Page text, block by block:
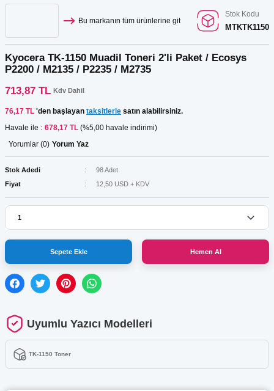
Bu markanın tüm ürünlerine git
Stok Kodu
MTKTK1150
Kyocera TK-1150 Muadil Toneri 2'li Paket / Ecosys
P2200 / M2135 / P2235 / M2735
713,87 TL Kdv Dahil
76,17 TL 'den başlayan taksitlerle satın alabilirsiniz.
Havale ile : 678,17 TL (%5,00 havale indirimi)
Yorumlar (0) Yorum Yaz
Stok Adedi
98 Adet
Fiyat
12,50 USD + KDV
Sepete Ekle Hemen Al
Uyumlu Yazıcı Modelleri
TK-1150 Toner